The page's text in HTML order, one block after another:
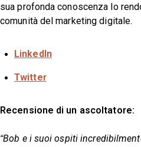
sua profonda conoscenza lo
comunità del marketing digitale.
LinkedIn
Twitter
Recensione di un ascoltatore:
“Bob e i suoi ospiti